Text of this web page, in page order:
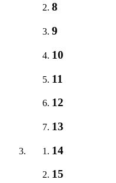
8
9
10
11
12
13
14
15